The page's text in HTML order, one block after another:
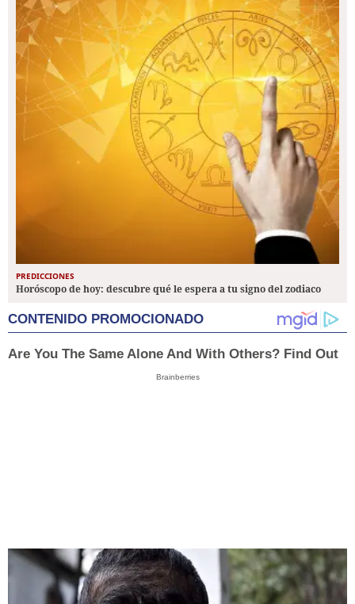
PREDICCIONES
Horóscopo de hoy: descubre qué le espera a tu signo del zodiaco
CONTENIDO PROMOCIONADO
Are You The Same Alone And With Others? Find Out
Brainberries